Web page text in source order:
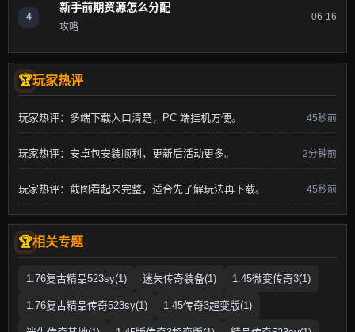
4
新手前期资源怎么分配
攻略
06-16
玩家热评
玩家热评：多端下载入口清楚，PC 端挂机方便。 45秒前
玩家热评：安卓包安装顺利，更新后活动更多。 2分钟前
玩家热评：截图看起来完整，适合先了解玩法再下载。 45秒前
相关专题
1.76复古精品523sy(1) 迷失传奇装备(1) 1.45微变传奇3(1)
1.76复古精品传奇523sy(1) 1.45传奇3超变版(1)